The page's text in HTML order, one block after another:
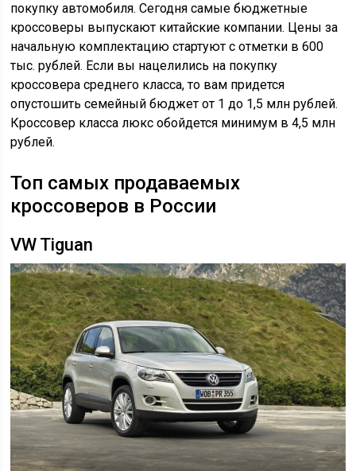
покупку автомобиля. Сегодня самые бюджетные
кроссоверы выпускают китайские компании. Цены за
начальную комплектацию стартуют с отметки в 600
тыс. рублей. Если вы нацелились на покупку
кроссовера среднего класса, то вам придется
опустошить семейный бюджет от 1 до 1,5 млн рублей.
Кроссовер класса люкс обойдется минимум в 4,5 млн
рублей.
Топ самых продаваемых
кроссоверов в России
VW Tiguan